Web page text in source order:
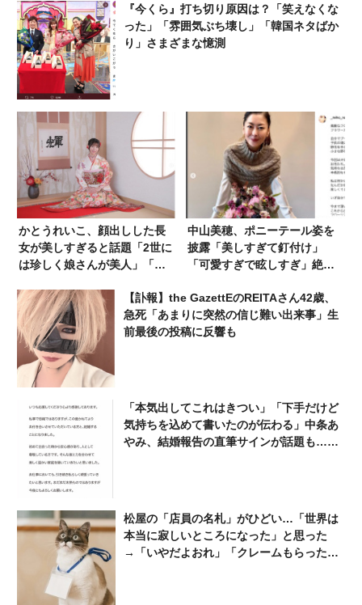
『今くら』打ち切り原因は？「笑えなくな
った」「雰囲気ぶち壊し」「韓国ネタばか
り」さまざまな憶測
かとうれいこ、顔出しした長
女が美しすぎると話題「2世に
は珍しく娘さんが美人」「母
中山美穂、ポニーテール姿を
披露「美しすぎて釘付け」
「可愛すぎで眩しすぎ」絶賛
【訃報】the GazettEのREITAさん42歳、
急死「あまりに突然の信じ難い出来事」生
前最後の投稿に反響も
「本気出してこれはきつい」「下手だけど
気持ちを込めて書いたのが伝わる」中条あ
やみ、結婚報告の直筆サインが話題も…宮
松屋の「店員の名札」がひどい…「世界は
本当に寂しいところになった」と思った
→「いやだよおれ」「クレームもらったら